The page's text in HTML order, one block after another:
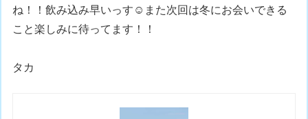
ね！！飲み込み早いっす☺️また次回は冬にお会いできる
こと楽しみに待ってます！！
タカ